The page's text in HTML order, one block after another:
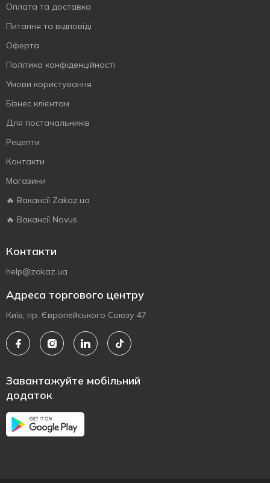
Оплата та доставка
Питання та відповіді
Оферта
Політика конфіденційності
Умови користування
Бізнес клієнтам
Для постачальників
Рецепти
Контакти
Магазини
🔥 Вакансії Zakaz.ua
🔥 Вакансії Novus
Контакти
help@zakaz.ua
Адреса торгового центру
Київ, пр. Європейського Союзу 47
Завантажуйте мобільний
додаток